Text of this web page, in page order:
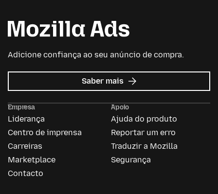
Adicione confiança ao seu anúncio de compra.
Saber mais sobre
Anúncios
Mozilla
Empresa
Liderança
Centro de imprensa
Carreiras
Marketplace
Contacto
Apoio
Ajuda do produto
Reportar um erro
Traduzir a Mozilla
Segurança